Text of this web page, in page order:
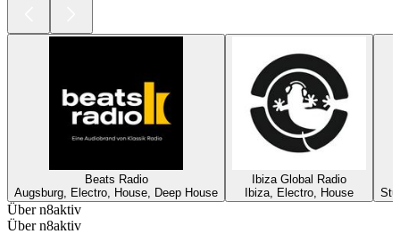
Beats Radio
Augsburg, Electro, House, Deep House
Ibiza Global Radio
Ibiza, Electro, House
Über n8aktiv
Über n8aktiv